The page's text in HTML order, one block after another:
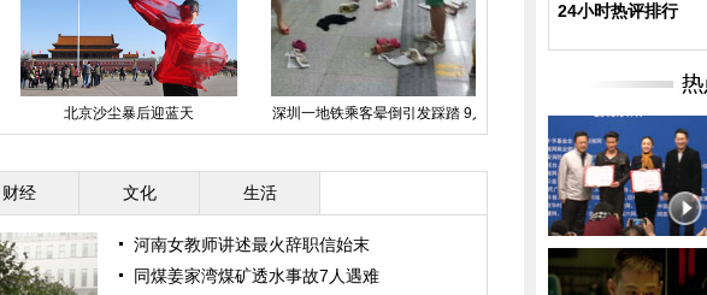
北京八大处：民间茶师傅秀炒制春
茶
北京地铁2号线信号故障 致部分列
车晚点
路人冒充明星“闯入”北京电影节红
毯
财经 文化 生活
河南女教师讲述最火辞职信始末
同煤姜家湾煤矿透水事故7人遇难
24小时热评排行